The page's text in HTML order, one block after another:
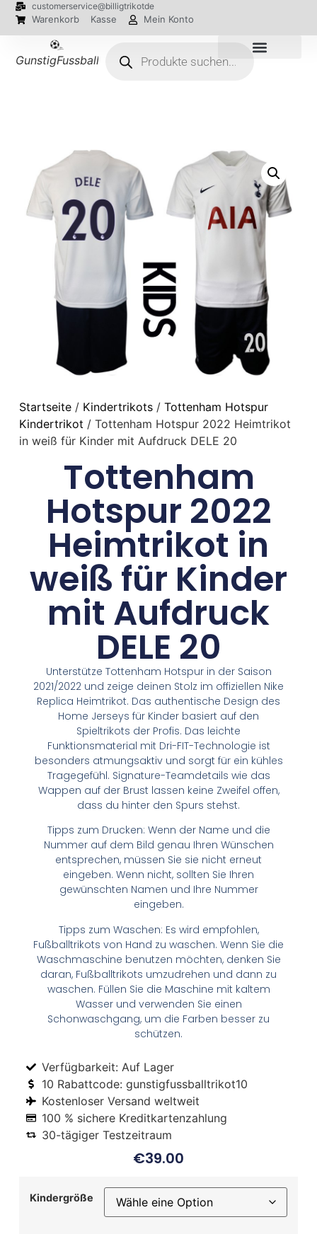
customerservice@billigtrikotde
Warenkorb Kasse Mein Konto
GunstigFussballTrikot
Startseite/ Kindertrikots/ Tottenham Hotspur
Kindertrikot / Tottenham Hotspur 2022 Heimtrikot
in weiß für Kinder mit Aufdruck DELE 20
Tottenham
Hotspur 2022
Heimtrikot in
weiß für Kinder
mit Aufdruck
DELE 20
Unterstütze Tottenham Hotspur in der Saison
2021/2022 und zeige deinen Stolz im offiziellen Nike
Replica Heimtrikot. Das authentische Design des
Home Jerseys für Kinder basiert auf den
Spieltrikots der Profis. Das leichte
Funktionsmaterial mit Dri-FIT-Technologie ist
besonders atmungsaktiv und sorgt für ein kühles
Tragegefühl. Signature-Teamdetails wie das
Wappen auf der Brust lassen keine Zweifel offen,
dass du hinter den Spurs stehst.
Tipps zum Drucken: Wenn der Name und die
Nummer auf dem Bild genau Ihren Wünschen
entsprechen, müssen Sie sie nicht erneut
eingeben. Wenn nicht, sollten Sie Ihren
gewünschten Namen und Ihre Nummer
eingeben.
Tipps zum Waschen: Es wird empfohlen,
Fußballtrikots von Hand zu waschen. Wenn Sie die
Waschmaschine benutzen möchten, denken Sie
daran, Fußballtrikots umzudrehen und dann zu
waschen. Füllen Sie die Maschine mit kaltem
Wasser und verwenden Sie einen
Schonwaschgang, um die Farben besser zu
schützen.
Verfügbarkeit: Auf Lager
10 Rabattcode: gunstigfussballtrikot10
Kostenloser Versand weltweit
100 % sichere Kreditkartenzahlung
30-tägiger Testzeitraum
€39.00
Kindergröße